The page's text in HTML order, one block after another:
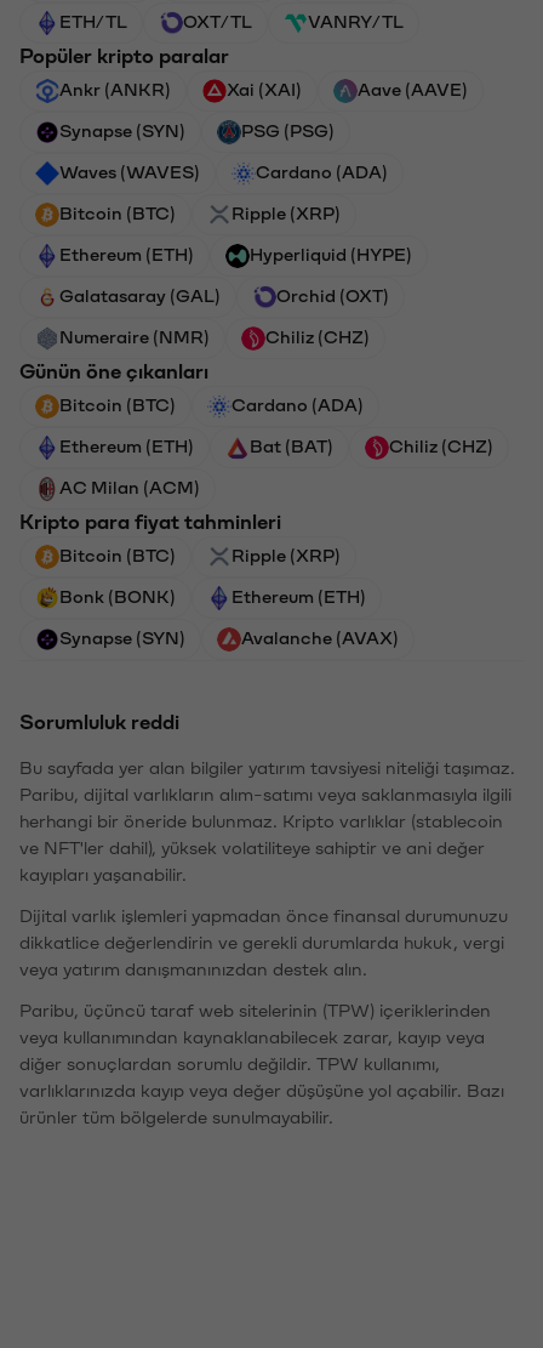
ETH/TL OXT/TL VANRY/TL
Popüler kripto paralar
Ankr (ANKR) Xai (XAI) Aave (AAVE)
Synapse (SYN) PSG (PSG)
Waves (WAVES) Cardano (ADA)
Bitcoin (BTC) Ripple (XRP)
Ethereum (ETH) Hyperliquid (HYPE)
Galatasaray (GAL) Orchid (OXT)
Numeraire (NMR) Chiliz (CHZ)
Günün öne çıkanları
Bitcoin (BTC) Cardano (ADA)
Ethereum (ETH) Bat (BAT) Chiliz (CHZ)
AC Milan (ACM)
Kripto para fiyat tahminleri
Bitcoin (BTC) Ripple (XRP)
Bonk (BONK) Ethereum (ETH)
Synapse (SYN) Avalanche (AVAX)
Sorumluluk reddi
Bu sayfada yer alan bilgiler yatırım tavsiyesi niteliği taşımaz.
Paribu, dijital varlıkların alım-satımı veya saklanmasıyla ilgili
herhangi bir öneride bulunmaz. Kripto varlıklar (stablecoin
ve NFT'ler dahil), yüksek volatiliteye sahiptir ve ani değer
kayıpları yaşanabilir.
Dijital varlık işlemleri yapmadan önce finansal durumunuzu
dikkatlice değerlendirin ve gerekli durumlarda hukuk, vergi
veya yatırım danışmanınızdan destek alın.
Paribu, üçüncü taraf web sitelerinin (TPW) içeriklerinden
veya kullanımından kaynaklanabilecek zarar, kayıp veya
diğer sonuçlardan sorumlu değildir. TPW kullanımı,
varlıklarınızda kayıp veya değer düşüşüne yol açabilir. Bazı
ürünler tüm bölgelerde sunulmayabilir.